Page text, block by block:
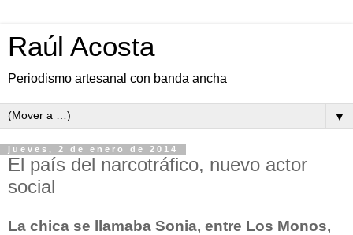
Raúl Acosta
Periodismo artesanal con banda ancha
▼
jueves, 2 de enero de 2014
El país del narcotráfico, nuevo actor
social
La chica se llamaba Sonia, entre Los Monos,